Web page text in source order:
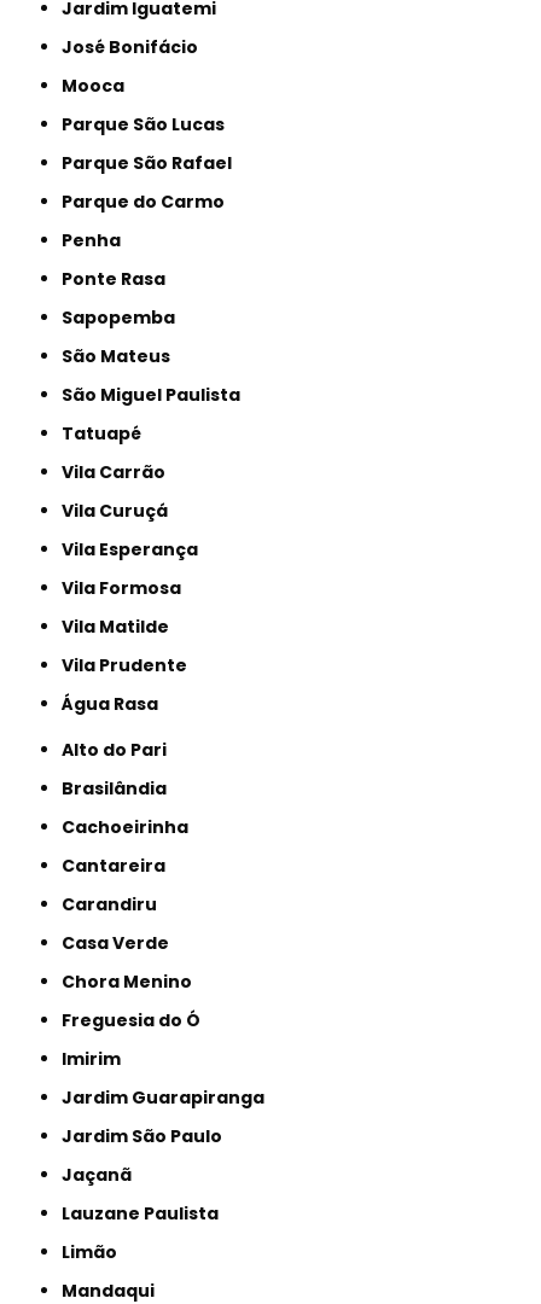
Jardim Iguatemi
José Bonifácio
Mooca
Parque São Lucas
Parque São Rafael
Parque do Carmo
Penha
Ponte Rasa
Sapopemba
São Mateus
São Miguel Paulista
Tatuapé
Vila Carrão
Vila Curuçá
Vila Esperança
Vila Formosa
Vila Matilde
Vila Prudente
Água Rasa
Alto do Pari
Brasilândia
Cachoeirinha
Cantareira
Carandiru
Casa Verde
Chora Menino
Freguesia do Ó
Imirim
Jardim Guarapiranga
Jardim São Paulo
Jaçanã
Lauzane Paulista
Limão
Mandaqui